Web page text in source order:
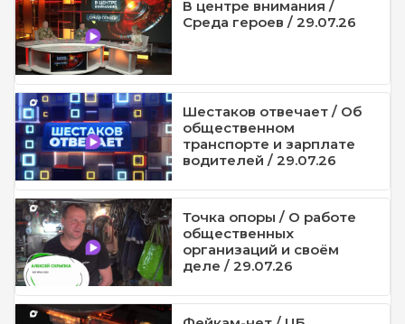
В центре внимания /
Среда героев / 29.07.26
Шестаков отвечает / Об
общественном
транспорте и зарплате
водителей / 29.07.26
Точка опоры / О работе
общественных
организаций и своём
деле / 29.07.26